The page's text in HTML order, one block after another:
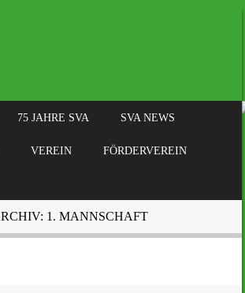
75 JAHRE SVA SVA NEWS
VEREIN FÖRDERVEREIN
1. MANNSCHAFT